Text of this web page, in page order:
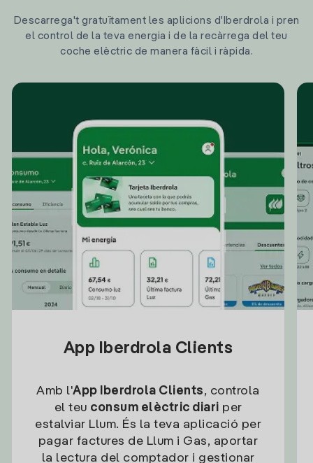
Descarrega't gratuïtament les aplicions d'Iberdrola i pren
el control de la teva energia i de la recàrrega del teu
coche elèctric de manera fàcil i ràpida.
App Iberdrola Clients
Amb l'App Iberdrola Clients, controla
el teu consum elèctric diari per
estalviar Llum. És la teva aplicació per
pagar factures de Llum i Gas, aportar
la lectura del comptador i gestionar